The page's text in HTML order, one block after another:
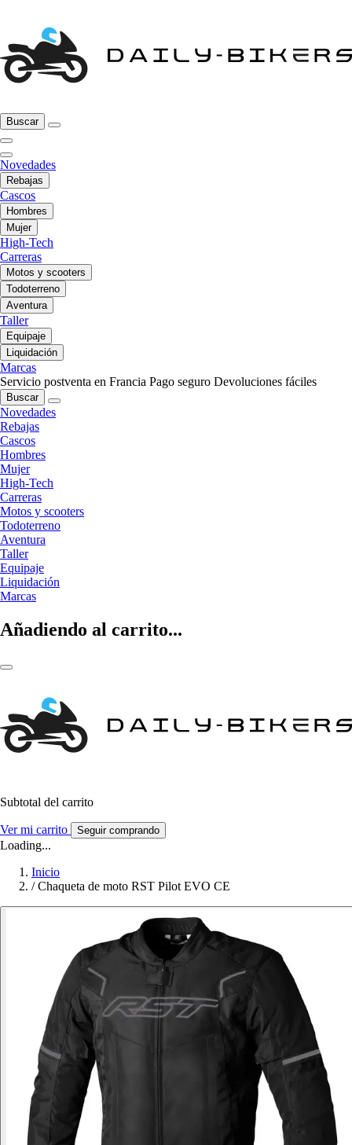
Buscar
Novedades
Rebajas
Cascos
Hombres
Mujer
High-Tech
Carreras
Motos y scooters
Todoterreno
Aventura
Taller
Equipaje
Liquidación
Marcas
Servicio postventa en Francia Pago seguro Devoluciones fáciles
Buscar
Novedades
Rebajas
Cascos
Hombres
Mujer
High-Tech
Carreras
Motos y scooters
Todoterreno
Aventura
Taller
Equipaje
Liquidación
Marcas
Añadiendo al carrito...
Subtotal del carrito
Ver mi carrito Seguir comprando
Loading...
Inicio
/ Chaqueta de moto RST Pilot EVO CE